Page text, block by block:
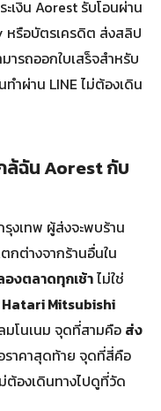
เงิน Aorest รับโอนผ่าน
หรือบัตรเครดิต ส่งสลิป
ารถออกใบเสร็จสำหรับ
ำผ่าน LINE ไม่ต้องเดิน
ล้ฉัน Aorest กับ
งเทพ ผู้ส่งจะพบร้าน
ต่างจากร้านอื่นใน
งตลาดทุกเช้าไม่ใช่
Mitsubishi
มโนเนม จุดที่สามคือ ส่ง
ราคาสุดท้าย จุดที่สี่คือ
ต้องเดินทางไปดูที่วัด